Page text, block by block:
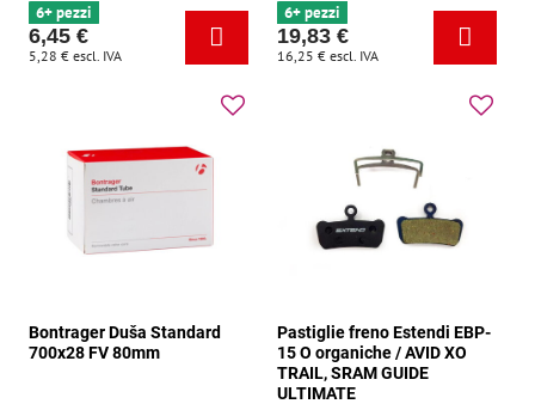
6+ pezzi
6,45 €
5,28 € escl. IVA
6+ pezzi
19,83 €
16,25 € escl. IVA
Bontrager Duša Standard
700x28 FV 80mm
Pastiglie freno Estendi EBP-
15 O organiche / AVID XO
TRAIL, SRAM GUIDE
ULTIMATE